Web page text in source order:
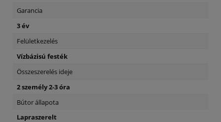
Garancia
3 év
Felületkezelés
Vízbázisú festék
Összeszerelés ideje
2 személy 2-3 óra
Bútor állapota
Lapraszerelt